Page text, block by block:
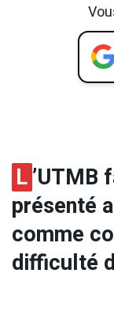
L’UTMB
présenté
comme
difficulté